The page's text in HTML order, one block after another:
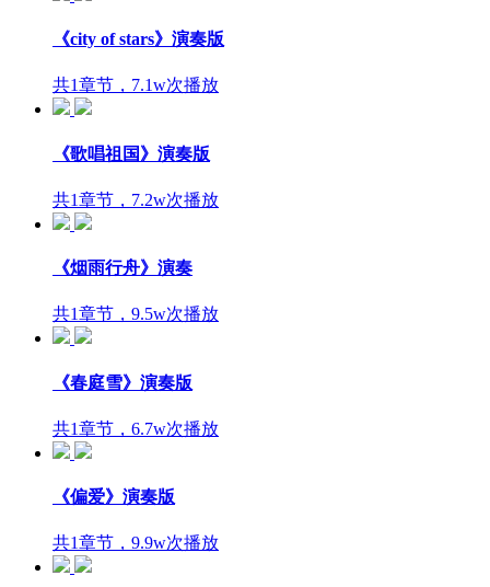
《city of stars》演奏版
共1章节，7.1w次播放
《歌唱祖国》演奏版
共1章节，7.2w次播放
《烟雨行舟》演奏
共1章节，9.5w次播放
《春庭雪》演奏版
共1章节，6.7w次播放
《偏爱》演奏版
共1章节，9.9w次播放